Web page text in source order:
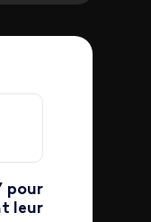
pour
leur